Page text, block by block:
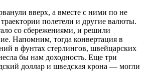
вверх, а вместе с ними по не
траектории полетели и другие валюты.
со сбережениями, и решили
Напомним, тогда конвертация в
в фунтах стерлингов, швейцарских
бы нам доходность. Еще три
доллар и шведская крона — могли